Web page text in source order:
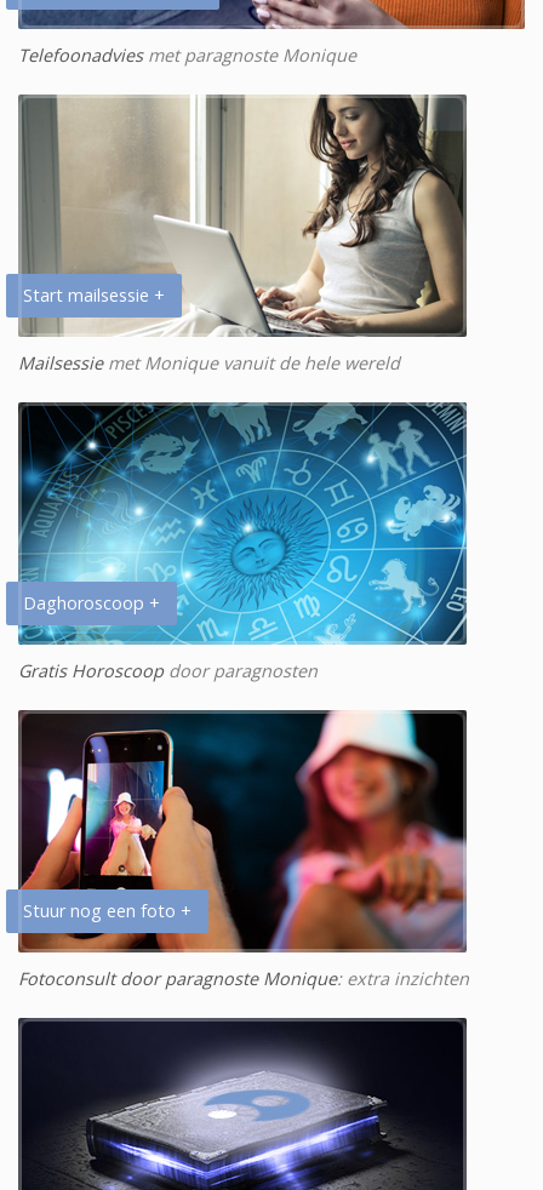
Telefoonadviesmet paragnoste Monique
Start mailsessie +
Mailsessiemet Monique vanuit de hele wereld
Daghoroscoop +
Gratis Horoscoopdoor paragnosten
Stuur nog een foto +
Fotoconsult door paragnoste Monique: extra inzichten